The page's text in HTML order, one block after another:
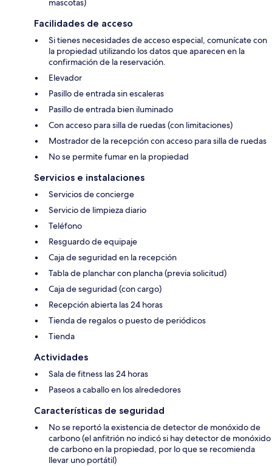
mascotas)
Facilidades de acceso
Si tienes necesidades de acceso especial, comunícate con
la propiedad utilizando los datos que aparecen en la
confirmación de la reservación.
Elevador
Pasillo de entrada sin escaleras
Pasillo de entrada bien iluminado
Con acceso para silla de ruedas (con limitaciones)
Mostrador de la recepción con acceso para silla de ruedas
No se permite fumar en la propiedad
Servicios e instalaciones
Servicios de concierge
Servicio de limpieza diario
Teléfono
Resguardo de equipaje
Caja de seguridad en la recepción
Tabla de planchar con plancha (previa solicitud)
Caja de seguridad (con cargo)
Recepción abierta las 24 horas
Tienda de regalos o puesto de periódicos
Tienda
Actividades
Sala de fitness las 24 horas
Paseos a caballo en los alrededores
Características de seguridad
No se reportó la existencia de detector de monóxido de
carbono (el anfitrión no indicó si hay detector de monóxido
de carbono en la propiedad, por lo que se recomienda
llevar uno portátil)